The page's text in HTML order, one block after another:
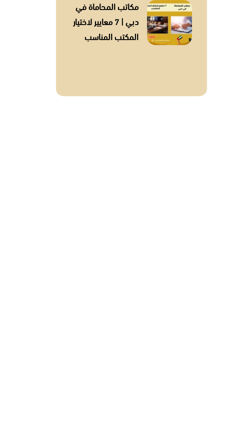
مكاتب المحاماة في
دبي | 7 معايير لاختيار
المكتب المناسب